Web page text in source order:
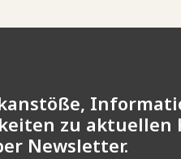
zu aktuellen
Newsletter.